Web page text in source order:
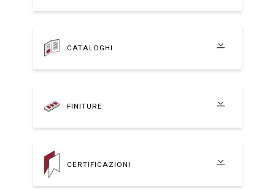
CATALOGHI
FINITURE
CERTIFICAZIONI